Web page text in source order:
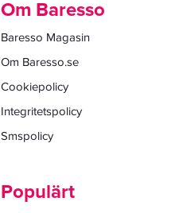
Om Baresso
Baresso Magasin
Om Baresso.se
Cookiepolicy
Integritetspolicy
Smspolicy
Populärt